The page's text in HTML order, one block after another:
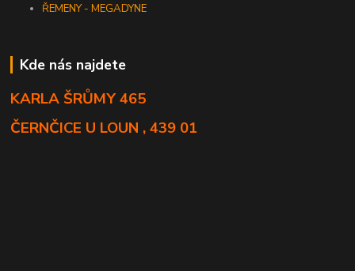
ŘEMENY - MEGADYNE
Kde nás najdete
KARLA ŠRŮMY 465
ČERNČICE U LOUN , 439 01